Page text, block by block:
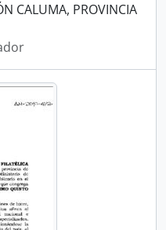
CALUMA, PROVINCIA